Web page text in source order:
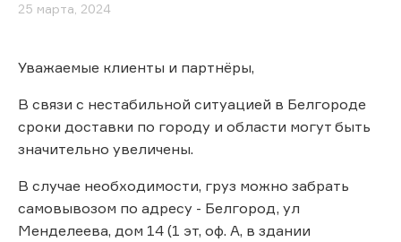
25 марта, 2024
Уважаемые клиенты и партнёры,
В связи с нестабильной ситуацией в Белгороде
сроки доставки по городу и области могут быть
значительно увеличены.
В случае необходимости, груз можно забрать
самовывозом по адресу - Белгород, ул
Менделеева, дом 14 (1 эт, оф. А, в здании